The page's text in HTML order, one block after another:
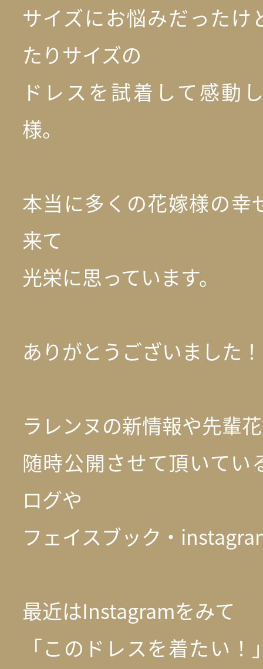
サイズにお悩みだったけ
たりサイズの
ドレスを試着して感動
様。
本当に多くの花嫁様の幸
来て
光栄に思っています。
ありがとうございました！
ラレンヌの新情報や先輩
随時公開させて頂いてい
ログや
フェイスブック・
最近はInstagramをみて
「このドレスを着たい